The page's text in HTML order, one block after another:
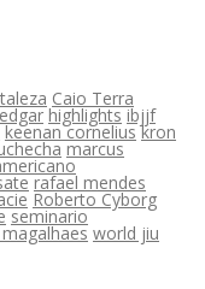
Caio Terra
highlights ibjjf
keenan cornelius kron
marcus
rafael mendes
Roberto Cyborg
seminario
world jiu